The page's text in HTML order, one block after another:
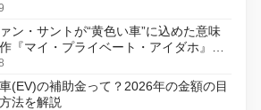
ン・サントが“黄色い車”に込めた意味
『マイ・プライベート・アイダホ』が
ルリマスター版で復活
(EV)の補助金って？2026年の金額の目
法を解説